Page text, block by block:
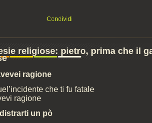
Condividi
religiose: pietro, prima che il
ragione
che ti fu fatale
ragione
un pò